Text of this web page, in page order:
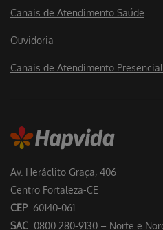
Av. Heráclito Graça, 406
Centro Fortaleza-CE
CEP 60140-061
SAC 0800 280-9130 – Norte e
Canais de Atendimento Saúde
Ouvidoria
Canais de Atendimento Presencial